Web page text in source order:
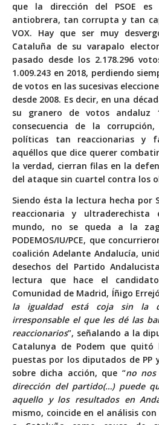
que la dirección del PSOE
antiobrera, tan corrupta y tan
VOX. Hay que ser muy
Cataluña de su varapalo
pasado desde los 2.178.296
1.009.243 en 2018, perdiendo
de votos en las sucesivas
desde 2008. Es decir, en una
su granero de votos andaluz
consecuencia de la
políticas tan reaccionarias y
aquéllos que dice querer
la verdad, cierran filas en la
del ataque sin cuartel contra los
Siendo ésta la lectura hecha por
reaccionaria y
mundo, no se queda a la
PODEMOS/IU/PCE, que
coalición Adelante Andalucía,
desechos del Partido
lectura que hace el
Comunidad de Madrid, Íñigo
la igualdad está coja sin la
irresponsable el que les dé las
reaccionarios”, señalando a la
Catalunya de Podem que quitó
puestas por los diputados de PP
sobre dicha acción, que “no
dirección del partido(…) puede
aquello y los resultados en
mismo, coincide en el análisis